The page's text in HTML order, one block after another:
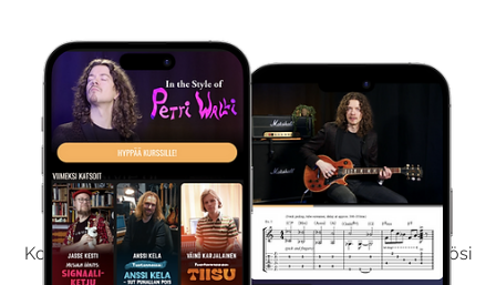
Kokeile Ilmaiseksi
Kokeilemalla ilmaiseksi saat koko sisältömme käyttöösi
viikon ajaksi.